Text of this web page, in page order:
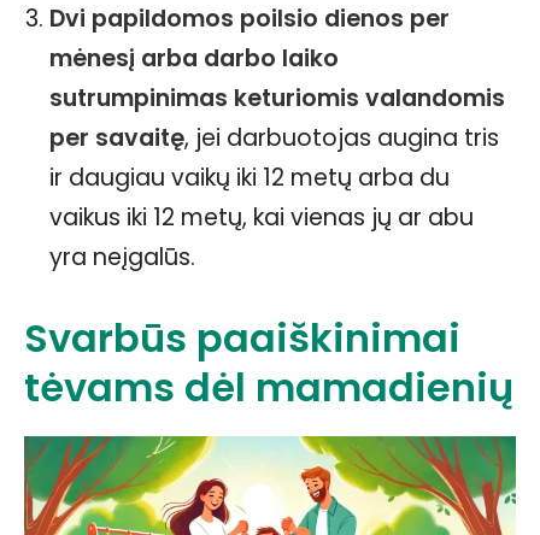
Dvi papildomos poilsio dienos per
mėnesį arba darbo laiko
sutrumpinimas keturiomis valandomis
per savaitę, jei darbuotojas augina tris
ir daugiau vaikų iki 12 metų arba du
vaikus iki 12 metų, kai vienas jų ar abu
yra neįgalūs.
Svarbūs paaiškinimai
tėvams dėl mamadienių